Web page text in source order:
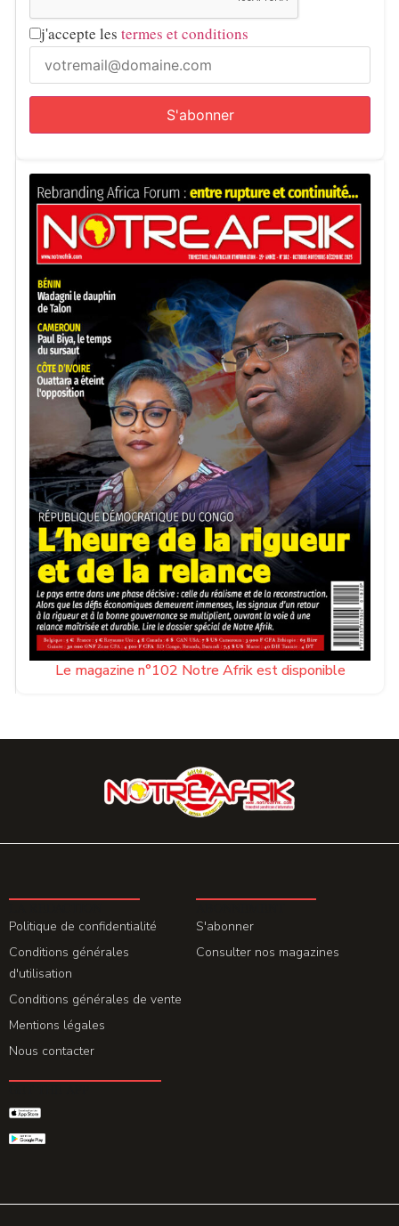
j'accepte les termes et conditions
Le magazine n°102 Notre Afrik est disponible
Politique de confidentialité
Conditions générales
d'utilisation
Conditions générales de vente
Mentions légales
Nous contacter
S'abonner
Consulter nos magazines